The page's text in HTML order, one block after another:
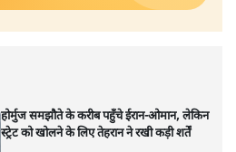
होर्मुज समझौते के करीब पहुँचे ईरान-ओमान, लेकिन
स्ट्रेट को खोलने के लिए तेहरान ने रखी कड़ी शर्तें